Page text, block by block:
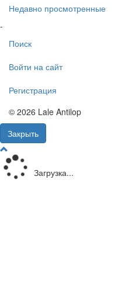
Недавно просмотренные
-
Поиск
Войти на сайт
Регистрация
© 2026 Lale Antilop
Закрыть
Загрузка...